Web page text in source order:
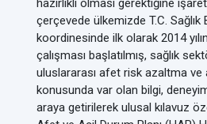
hazırlıklı olması gerektiğine
çerçevede ülkemizde T.C. Sağlık
koordinesinde ilk olarak 2014
çalışması başlatılmış, sağlık
uluslararası afet risk azaltma
konusunda var olan bilgi,
araya getirilerek ulusal kılavuz